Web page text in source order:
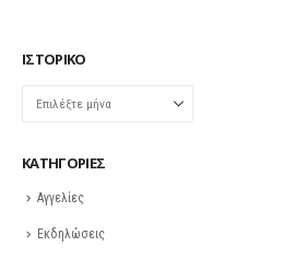
ΙΣΤΟΡΙΚΌ
Ιστορικό
KΑΤΗΓΟΡΊΕΣ
Αγγελίες
Εκδηλώσεις